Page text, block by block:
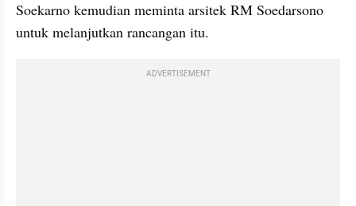
Soekarno kemudian meminta arsitek RM Soedarsono
untuk melanjutkan rancangan itu.
ADVERTISEMENT